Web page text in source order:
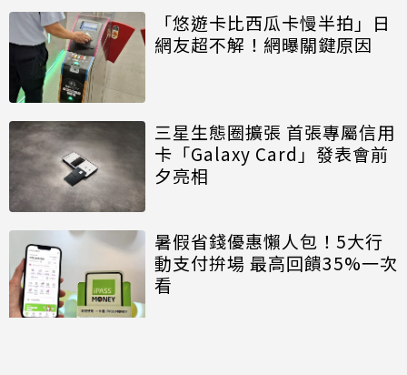
「悠遊卡比西瓜卡慢半拍」日
網友超不解！網曝關鍵原因
三星生態圈擴張 首張專屬信用
卡「Galaxy Card」發表會前
夕亮相
暑假省錢優惠懶人包！5大行
動支付拚場 最高回饋35%一次
看